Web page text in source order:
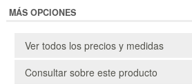
MÁS OPCIONES
Ver todos los precios y medidas
Consultar sobre este producto